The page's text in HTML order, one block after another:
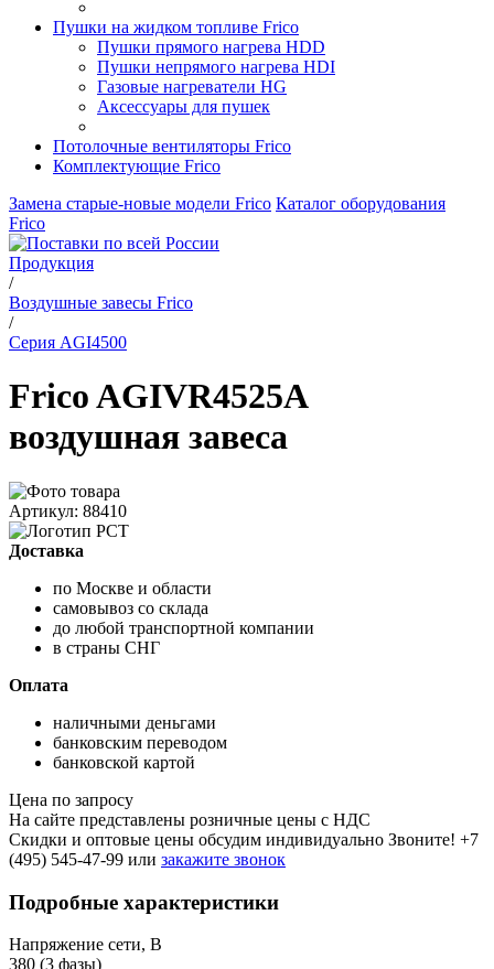
Пушки на жидком топливе Frico
Пушки прямого нагрева HDD
Пушки непрямого нагрева HDI
Газовые нагреватели HG
Аксессуары для пушек
Потолочные вентиляторы Frico
Комплектующие Frico
Замена старые-новые модели Frico Каталог оборудования
Frico
Продукция
/
Воздушные завесы Frico
/
Серия AGI4500
Frico AGIVR4525A
воздушная завеса
Артикул: 88410
Доставка
по Москве и области
самовывоз со склада
до любой транспортной компании
в страны СНГ
Оплата
наличными деньгами
банковским переводом
банковской картой
Цена по запросу
На сайте представлены розничные цены с НДС
Скидки и оптовые цены обсудим индивидуально Звоните! +7
(495) 545-47-99 или закажите звонок
Подробные характеристики
Напряжение сети, В
380 (3 фазы)